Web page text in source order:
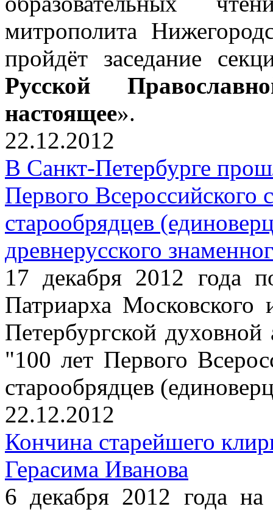
митрополита
пройдёт заседание
Русской
настоящее».
22.12.2012
В Санкт-Петербурге
Первого Всероссийского
старообрядцев
древнерусского
17 декабря 2012 года
Патриарха
Петербургской
"100 лет Первого
старообрядцев
22.12.2012
Кончина старейшего
Герасима Иванова
6 декабря 2012 года